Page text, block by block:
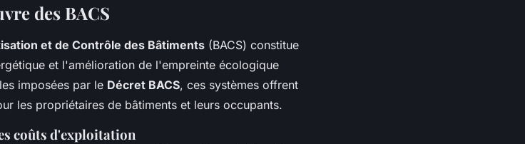
des BACS
et de Contrôle des Bâtiments (BACS) constitue
et l'amélioration de l'empreinte écologique
imposées par le Décret BACS, ces systèmes offrent
les propriétaires de bâtiments et leurs occupants.
coûts d'exploitation